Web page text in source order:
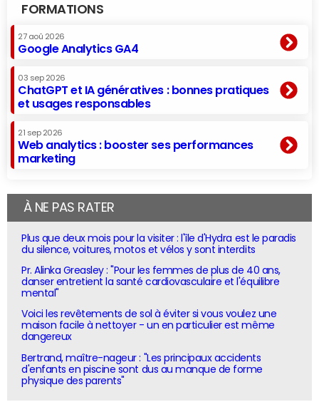
FORMATIONS
27 aoû 2026
Google Analytics GA4
03 sep 2026
ChatGPT et IA génératives : bonnes pratiques
et usages responsables
21 sep 2026
Web analytics : booster ses performances
marketing
À NE PAS RATER
Plus que deux mois pour la visiter : l'île d'Hydra est le paradis
du silence, voitures, motos et vélos y sont interdits
Pr. Alinka Greasley : "Pour les femmes de plus de 40 ans,
danser entretient la santé cardiovasculaire et l'équilibre
mental"
Voici les revêtements de sol à éviter si vous voulez une
maison facile à nettoyer - un en particulier est même
dangereux
Bertrand, maître-nageur : "Les principaux accidents
d'enfants en piscine sont dus au manque de forme
physique des parents"